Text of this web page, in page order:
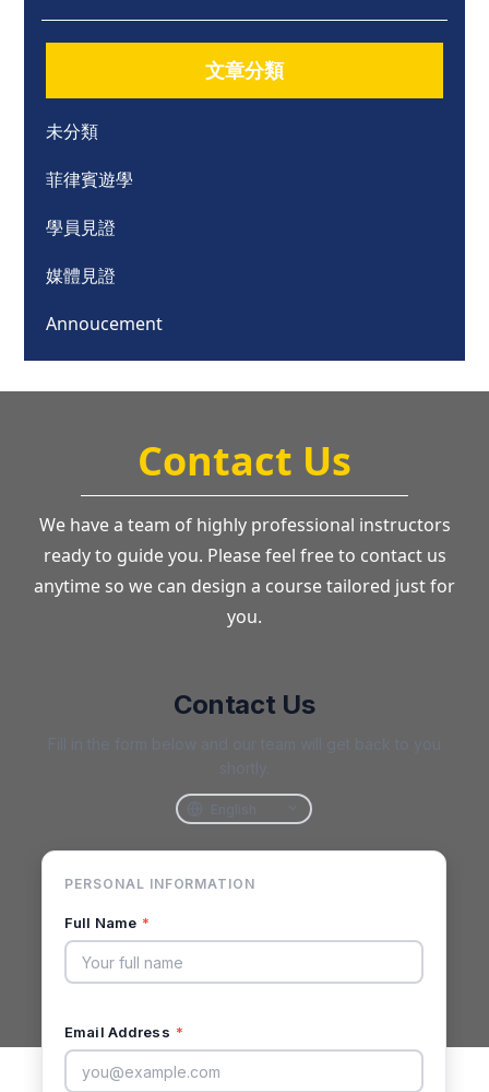
文章分類
未分類
菲律賓遊學
學員見證
媒體見證
Annoucement
Contact Us
We have a team of highly professional instructors
ready to guide you. Please feel free to contact us
anytime so we can design a course tailored just for
you.